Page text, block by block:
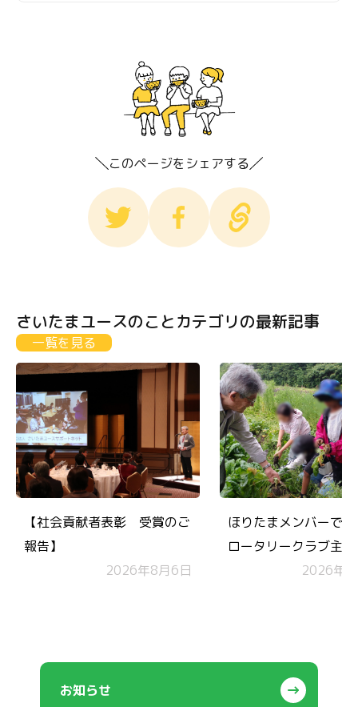
このページをシェアする
さいたまユースのことカテゴリの最新記事
一覧を見る
【社会貢献者表彰 受賞のご
報告】
2026年8月6日
ほりたまメンバーで”
ロータリークラブ主
穫祭」”に参加しまし
2026年6
お知らせ